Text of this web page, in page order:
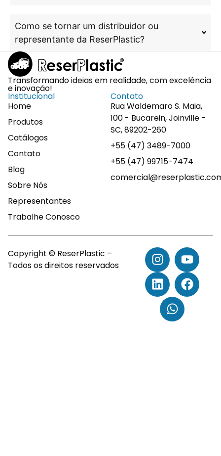
Como se tornar um distribuidor ou
representante da ReserPlastic?
Transformando ideias em realidade, com excelência
e inovação!
Institucional
Home
Produtos
Catálogos
Contato
Blog
Sobre Nós
Representantes
Trabalhe Conosco
Contato
Rua Waldemaro S. Maia,
100 - Bucarein, Joinville -
SC, 89202-260
+55 (47) 3489-7000
+55 (47) 99715-7474
Copyright © ReserPlastic –
Todos os direitos reservados